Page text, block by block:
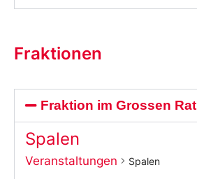
Fraktionen
Fraktion im Grossen Rat
Spalen
Veranstaltungen Spalen